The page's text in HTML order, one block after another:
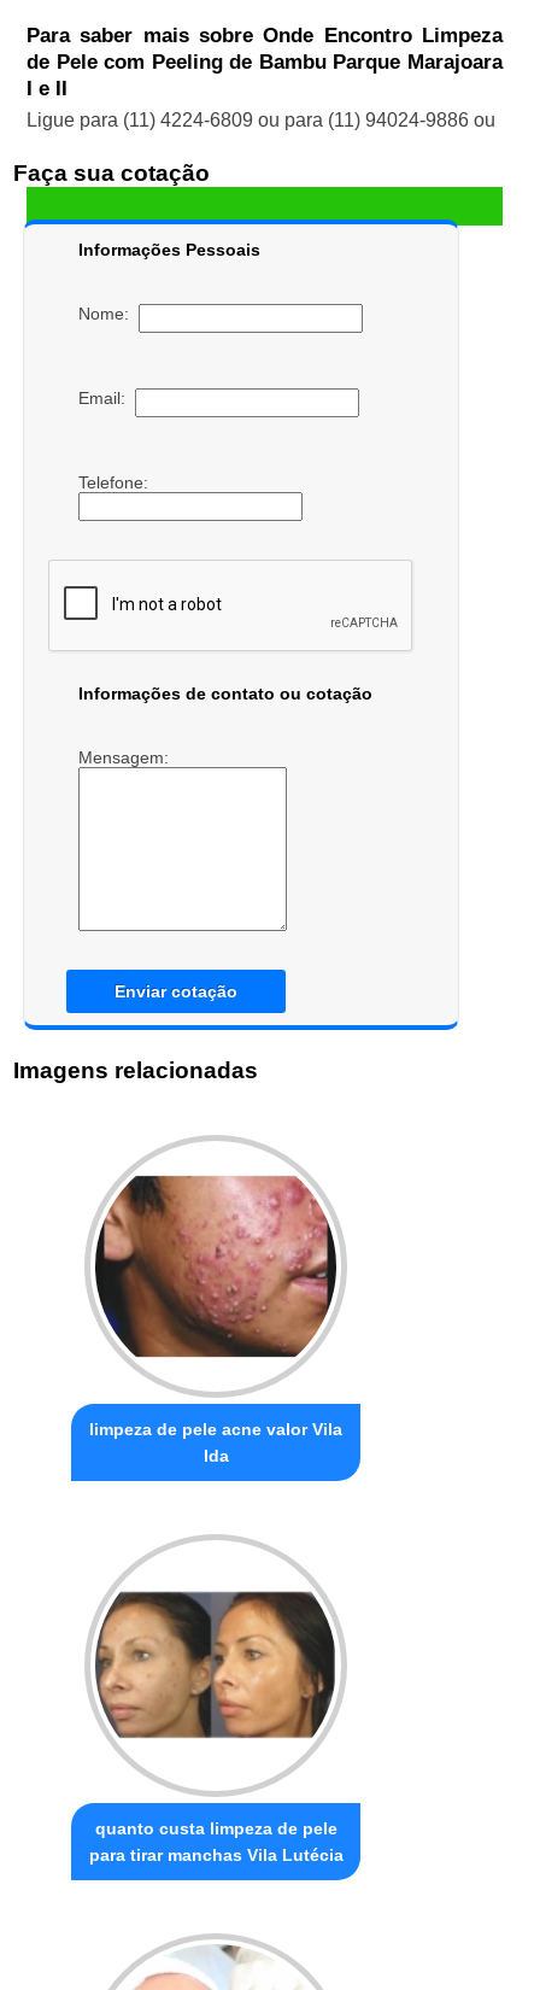
Para saber mais sobre Onde Encontro Limpeza
de Pele com Peeling de Bambu Parque Marajoara
I e II
Ligue para (11) 4224-6809 ou para (11) 94024-9886ou
Faça sua cotação
Informações Pessoais
Nome:
Email:
Telefone:
Informações de contato ou cotação
Mensagem:
Enviar cotação
Imagens relacionadas
limpeza de pele acne valor Vila
Ida
quanto custa limpeza de pele
para tirar manchas Vila Lutécia